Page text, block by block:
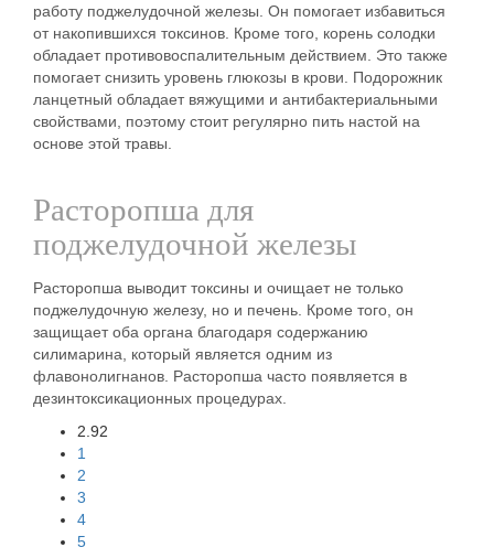
работу поджелудочной железы. Он помогает избавиться
от накопившихся токсинов. Кроме того, корень солодки
обладает противовоспалительным действием. Это также
помогает снизить уровень глюкозы в крови. Подорожник
ланцетный обладает вяжущими и антибактериальными
свойствами, поэтому стоит регулярно пить настой на
основе этой травы.
Расторопша для
поджелудочной железы
Расторопша выводит токсины и очищает не только
поджелудочную железу, но и печень. Кроме того, он
защищает оба органа благодаря содержанию
силимарина, который является одним из
флавонолигнанов. Расторопша часто появляется в
дезинтоксикационных процедурах.
2.92
1
2
3
4
5